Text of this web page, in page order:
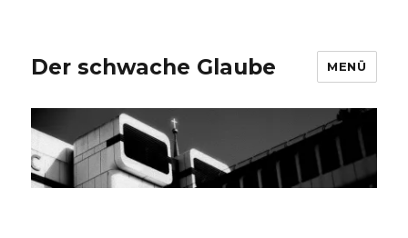
Der schwache Glaube MENÜ